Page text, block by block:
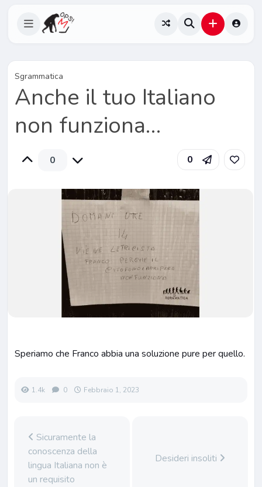
Sgrammatica
Anche il tuo Italiano
non funziona…
0 0
Speriamo che Franco abbia una soluzione pure per quello.
1.4k 0 Febbraio 1, 2023
Sicuramente la
conoscenza della
lingua Italiana non è
un requisito
Desideri insoliti